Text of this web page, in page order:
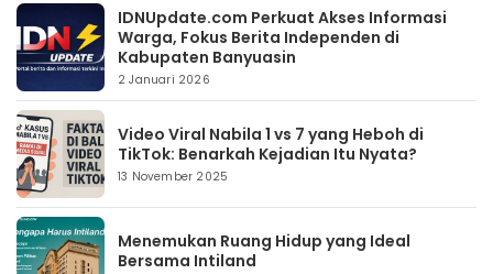
IDNUpdate.com Perkuat Akses Informasi
Warga, Fokus Berita Independen di
Kabupaten Banyuasin
2 Januari 2026
Video Viral Nabila 1 vs 7 yang Heboh di
TikTok: Benarkah Kejadian Itu Nyata?
13 November 2025
Menemukan Ruang Hidup yang Ideal
Bersama Intiland